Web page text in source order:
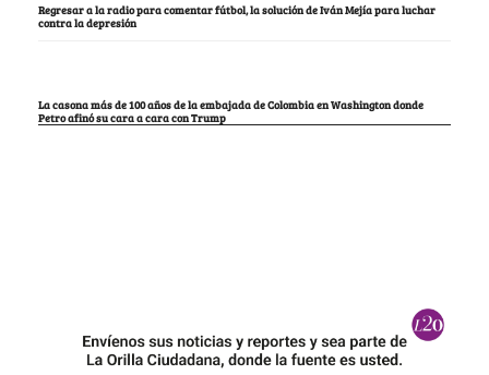
Regresar a la radio para comentar fútbol, la solución de Iván Mejía para luchar
contra la depresión
La casona más de 100 años de la embajada de Colombia en Washington donde
Petro afinó su cara a cara con Trump